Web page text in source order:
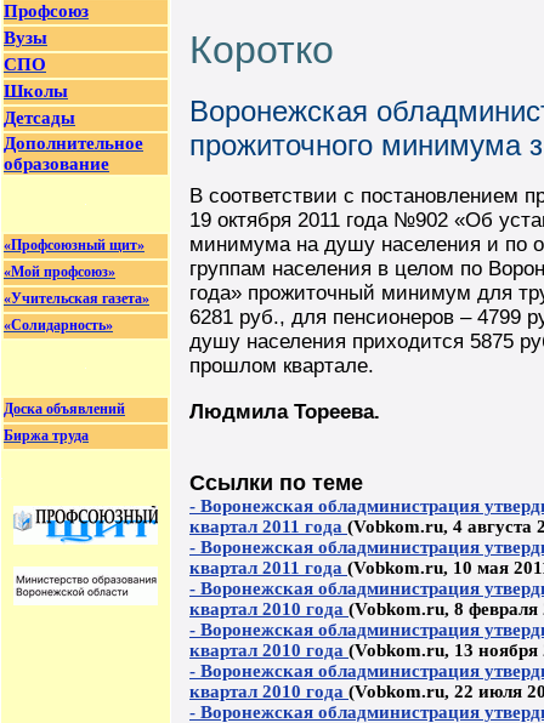
Профсоюз
Вузы
СПО
Школы
Детсады
Дополнительное
образование
«Профсоюзный щит»
«Мой профсоюз»
«Учительская газета»
«Солидарность»
Доска объявлений
Биржа труда
Коротко
Воронежская
прожиточного минимума
В соответствии с постановлением
19 октября 2011 года №902 «Об
минимума на душу населения и по
группам населения в целом по
года» прожиточный минимум для
6281 руб., для пенсионеров – 4799
душу населения приходится 5875
прошлом квартале.
Людмила Тореева.
Ссылки по теме
- Воронежская обладминистрация
квартал 2011 года (Vobkom.ru, 4 августа
- Воронежская обладминистрация
квартал 2011 года (Vobkom.ru, 10 мая
- Воронежская обладминистрация
квартал 2010 года (Vobkom.ru, 8 февраля
- Воронежская обладминистрация
квартал 2010 года (Vobkom.ru, 13 ноября
- Воронежская обладминистрация
квартал 2010 года (Vobkom.ru, 22 июля
- Воронежская обладминистрация